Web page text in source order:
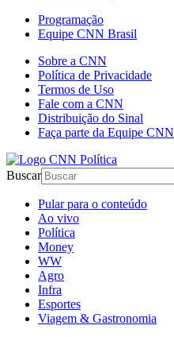
Programação
Equipe CNN Brasil
Sobre a CNN
Política de Privacidade
Termos de Uso
Fale com a CNN
Distribuição do Sinal
Faça parte da Equipe CNN
Buscar
Pular para o conteúdo
Ao vivo
Política
Money
WW
Agro
Infra
Esportes
Viagem & Gastronomia